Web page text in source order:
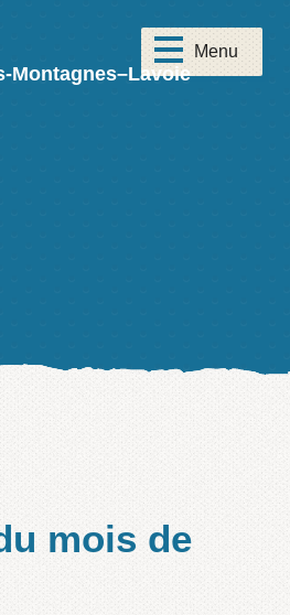
Montagnes–Lavoie
mois de